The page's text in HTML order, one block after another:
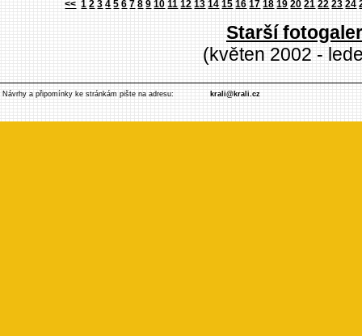
<< 1 2 3 4 5 6 7 8 9 10 11 12 13 14 15 16 17 18 19 20 21 22 23 24
Starší
(květen 2002 -
Návrhy a připomínky ke stránkám pište na adresu: krali@krali.cz